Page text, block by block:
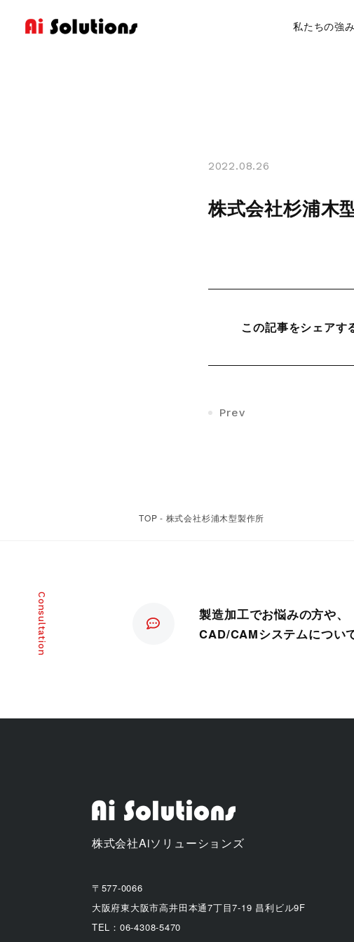
私たちの強み
2022.08.26
株式会社杉浦木
この記事をシェアす
Prev
TOP - 株式会社杉浦木型製作所
製造加工でお悩みの方や、
CAD/CAMシステムについ
株式会社Aiソリューションズ
〒577-0066
大阪府東大阪市高井田本通7丁目7-19 昌利ビル9F
TEL：06-4308-5470